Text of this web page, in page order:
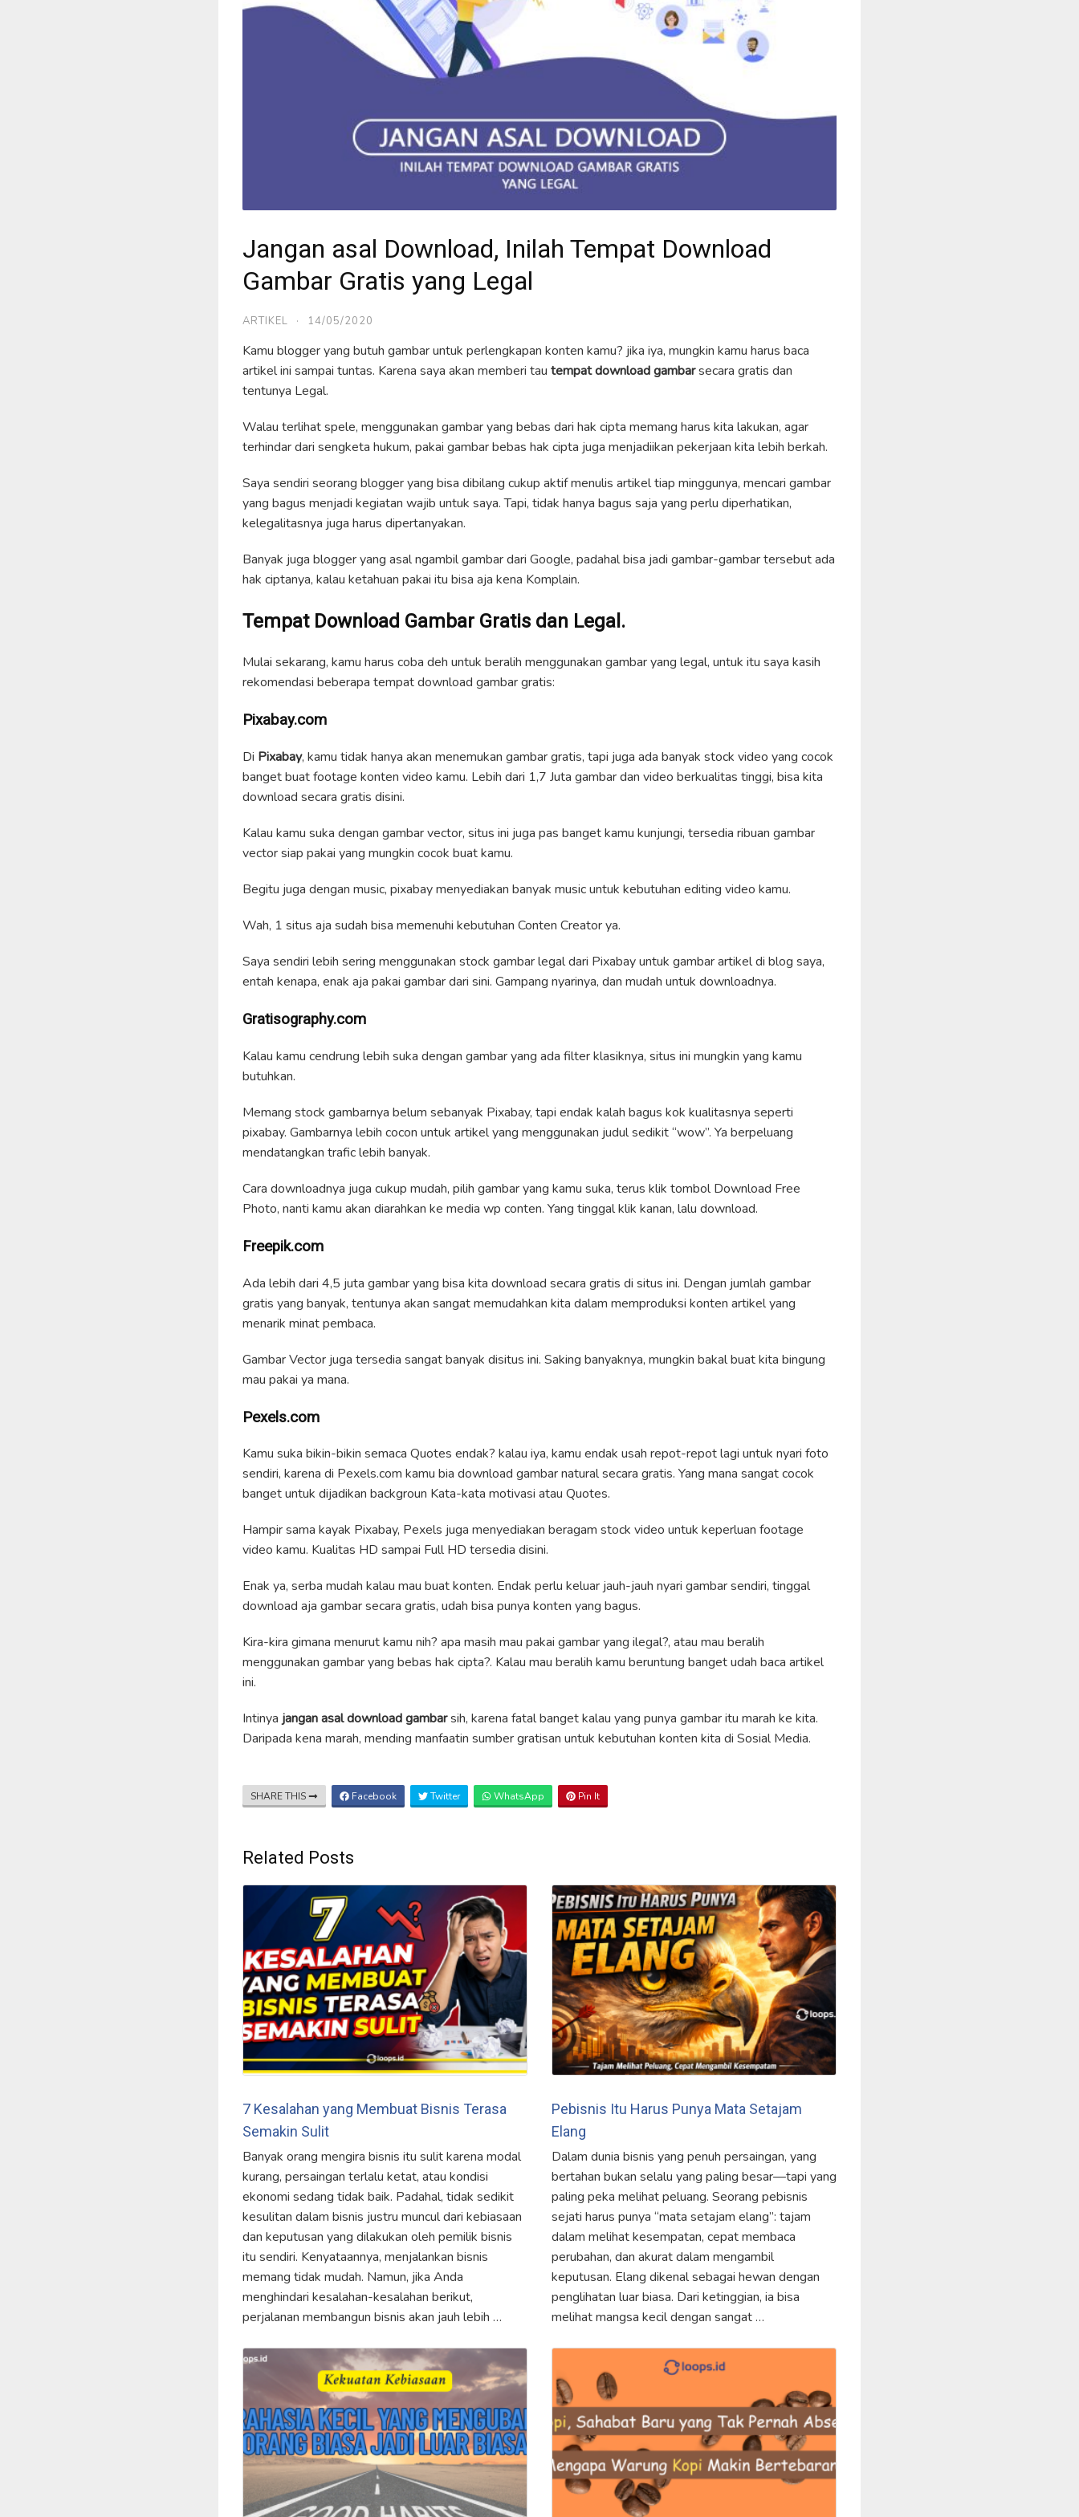
Jangan asal Download, Inilah Tempat Download
Gambar Gratis yang Legal
ARTIKEL · 14/05/2020
Kamu blogger yang butuh gambar untuk perlengkapan konten kamu? jika iya, mungkin kamu harus baca
artikel ini sampai tuntas. Karena saya akan memberi tau tempat download gambarsecara gratis dan
tentunya Legal.
Walau terlihat spele, menggunakan gambar yang bebas dari hak cipta memang harus kita lakukan, agar
terhindar dari sengketa hukum, pakai gambar bebas hak cipta juga menjadiikan pekerjaan kita lebih berkah.
Saya sendiri seorang blogger yang bisa dibilang cukup aktif menulis artikel tiap minggunya, mencari gambar
yang bagus menjadi kegiatan wajib untuk saya. Tapi, tidak hanya bagus saja yang perlu diperhatikan,
kelegalitasnya juga harus dipertanyakan.
Banyak juga blogger yang asal ngambil gambar dari Google, padahal bisa jadi gambar-gambar tersebut ada
hak ciptanya, kalau ketahuan pakai itu bisa aja kena Komplain.
Tempat Download Gambar Gratis dan Legal.
Mulai sekarang, kamu harus coba deh untuk beralih menggunakan gambar yang legal, untuk itu saya kasih
rekomendasi beberapa tempat download gambar gratis:
Pixabay.com
Di Pixabay, kamu tidak hanya akan menemukan gambar gratis, tapi juga ada banyak stock video yang cocok
banget buat footage konten video kamu. Lebih dari 1,7 Juta gambar dan video berkualitas tinggi, bisa kita
download secara gratis disini.
Kalau kamu suka dengan gambar vector, situs ini juga pas banget kamu kunjungi, tersedia ribuan gambar
vector siap pakai yang mungkin cocok buat kamu.
Begitu juga dengan music, pixabay menyediakan banyak music untuk kebutuhan editing video kamu.
Wah, 1 situs aja sudah bisa memenuhi kebutuhan Conten Creator ya.
Saya sendiri lebih sering menggunakan stock gambar legal dari Pixabay untuk gambar artikel di blog saya,
entah kenapa, enak aja pakai gambar dari sini. Gampang nyarinya, dan mudah untuk downloadnya.
Gratisography.com
Kalau kamu cendrung lebih suka dengan gambar yang ada filter klasiknya, situs ini mungkin yang kamu
butuhkan.
Memang stock gambarnya belum sebanyak Pixabay, tapi endak kalah bagus kok kualitasnya seperti
pixabay. Gambarnya lebih cocon untuk artikel yang menggunakan judul sedikit “wow”. Ya berpeluang
mendatangkan trafic lebih banyak.
Cara downloadnya juga cukup mudah, pilih gambar yang kamu suka, terus klik tombol Download Free
Photo, nanti kamu akan diarahkan ke media wp conten. Yang tinggal klik kanan, lalu download.
Freepik.com
Ada lebih dari 4,5 juta gambar yang bisa kita download secara gratis di situs ini. Dengan jumlah gambar
gratis yang banyak, tentunya akan sangat memudahkan kita dalam memproduksi konten artikel yang
menarik minat pembaca.
Gambar Vector juga tersedia sangat banyak disitus ini. Saking banyaknya, mungkin bakal buat kita bingung
mau pakai ya mana.
Pexels.com
Kamu suka bikin-bikin semaca Quotes endak? kalau iya, kamu endak usah repot-repot lagi untuk nyari foto
sendiri, karena di Pexels.com kamu bia download gambar natural secara gratis. Yang mana sangat cocok
banget untuk dijadikan backgroun Kata-kata motivasi atau Quotes.
Hampir sama kayak Pixabay, Pexels juga menyediakan beragam stock video untuk keperluan footage
video kamu. Kualitas HD sampai Full HD tersedia disini.
Enak ya, serba mudah kalau mau buat konten. Endak perlu keluar jauh-jauh nyari gambar sendiri, tinggal
download aja gambar secara gratis, udah bisa punya konten yang bagus.
Kira-kira gimana menurut kamu nih? apa masih mau pakai gambar yang ilegal?, atau mau beralih
menggunakan gambar yang bebas hak cipta?. Kalau mau beralih kamu beruntung banget udah baca artikel
ini.
Intinya jangan asal download gambarsih, karena fatal banget kalau yang punya gambar itu marah ke kita.
Daripada kena marah, mending manfaatin sumber gratisan untuk kebutuhan konten kita di Sosial Media.
SHARE THIS Facebook Twitter WhatsApp Pin It
Related Posts
7 Kesalahan yang Membuat Bisnis Terasa
Semakin Sulit
Banyak orang mengira bisnis itu sulit karena modal
kurang, persaingan terlalu ketat, atau kondisi
ekonomi sedang tidak baik. Padahal, tidak sedikit
kesulitan dalam bisnis justru muncul dari kebiasaan
dan keputusan yang dilakukan oleh pemilik bisnis
itu sendiri. Kenyataannya, menjalankan bisnis
memang tidak mudah. Namun, jika Anda
menghindari kesalahan-kesalahan berikut,
perjalanan membangun bisnis akan jauh lebih …
Pebisnis Itu Harus Punya Mata Setajam
Elang
Dalam dunia bisnis yang penuh persaingan, yang
bertahan bukan selalu yang paling besar—tapi yang
paling peka melihat peluang. Seorang pebisnis
sejati harus punya “mata setajam elang”: tajam
dalam melihat kesempatan, cepat membaca
perubahan, dan akurat dalam mengambil
keputusan. Elang dikenal sebagai hewan dengan
penglihatan luar biasa. Dari ketinggian, ia bisa
melihat mangsa kecil dengan sangat …